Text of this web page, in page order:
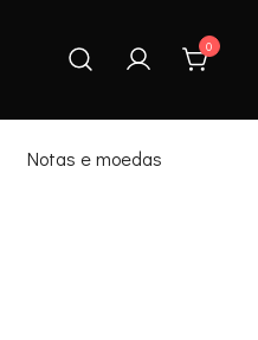
0
Notas e moedas